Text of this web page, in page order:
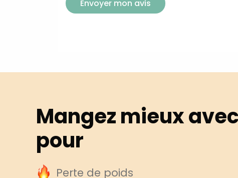
Envoyer mon avis
Mangez mieux
pour
Perte de poids